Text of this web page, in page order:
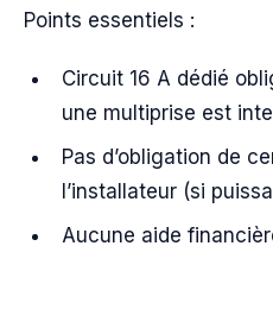
Points essentiels :
Circuit 16 A dédié
une multiprise est
Pas d’obligation de
l’installateur (si
Aucune aide